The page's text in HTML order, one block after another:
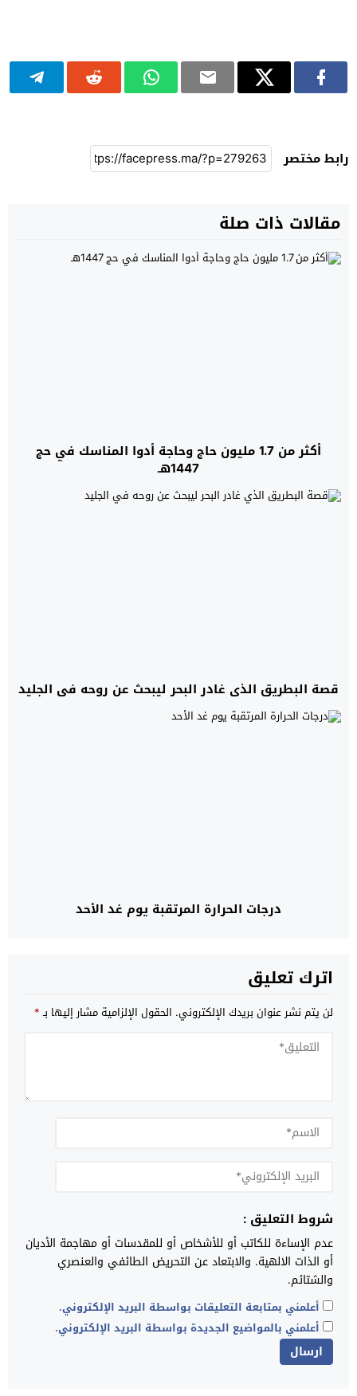
رابط مختصر
مقالات ذات صلة
أكثر من 1.7 مليون حاج وحاجة أدوا المناسك في حج
1447هـ
قصة البطريق الذي غادر البحر ليبحث عن روحه في الجليد
درجات الحرارة المرتقبة يوم غد الأحد
اترك تعليق
لن يتم نشر عنوان بريدك الإلكتروني. الحقول الإلزامية مشار إليها بـ*
شروط التعليق :
عدم الإساءة للكاتب أو للأشخاص أو للمقدسات أو مهاجمة الأديان
أو الذات الالهية. والابتعاد عن التحريض الطائفي والعنصري
والشتائم.
أعلمني بمتابعة التعليقات بواسطة البريد الإلكتروني.
أعلمني بالمواضيع الجديدة بواسطة البريد الإلكتروني.